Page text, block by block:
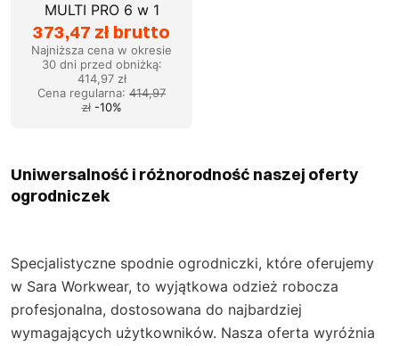
MULTI PRO 6 w 1
373,47 zł brutto
Najniższa cena w okresie
30 dni przed obniżką:
414,97 zł
Cena regularna: 414,97
zł -10%
Uniwersalność i różnorodność naszej oferty
ogrodniczek
Specjalistyczne spodnie ogrodniczki, które oferujemy
w Sara Workwear, to wyjątkowa odzież robocza
profesjonalna, dostosowana do najbardziej
wymagających użytkowników. Nasza oferta wyróżnia